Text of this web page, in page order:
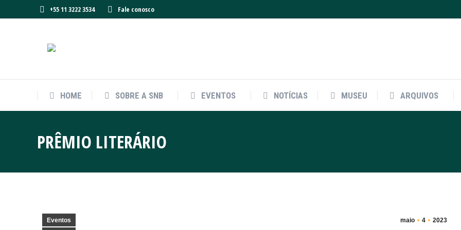
+55 11 3222 3534 Fale conosco
HOME
SOBRE A SNB EVENTOS NOTÍCIAS MUSEU ARQUIVOS
PRÊMIO LITERÁRIO
maio 4 2023
Eventos
HOME SOBRE A SNB EVENTOS NOTÍCIAS MUSEU ARQUIVOS